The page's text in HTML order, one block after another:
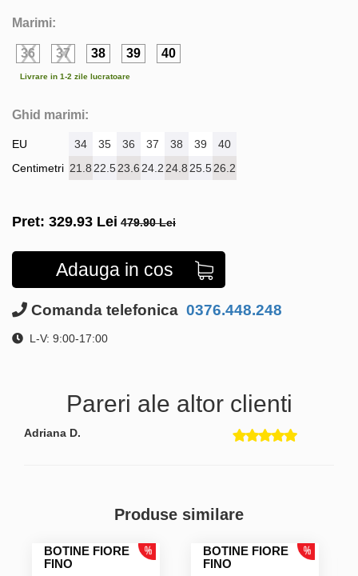
Marimi:
36 37 38 39 40
Livrare in 1-2 zile lucratoare
Ghid marimi:
EU
Centimetri
34 35 36 37 38 39
40
21.8 22.523.6 24.2 24.8 25.526.2
Pret: 329.93 Lei 479.90 Lei
Adauga in cos
Comanda telefonica 0376.448.248
L-V: 9:00-17:00
Pareri ale altor clienti
Adriana D.
Produse similare
BOTINE FIORE
FINO
BOTINE FIORE
FINO